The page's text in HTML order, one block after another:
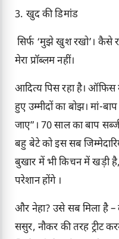
3. खुद की डिमांड
सिर्फ ‘मुझे खुश रखो’। कैसे
मेरा प्रॉब्लम नहीं।
आदित्य पिस रहा है। ऑफिस
हुए उम्मीदों का बोझ। मां-
जाए”। 70 साल का बाप
बहु बेटे को इस सब
बुखार में भी किचन में खड़ी
परेशान होंगे ।
और नेहा? उसे सब मिला है
ससुर, नौकर की तरह ट्रीट